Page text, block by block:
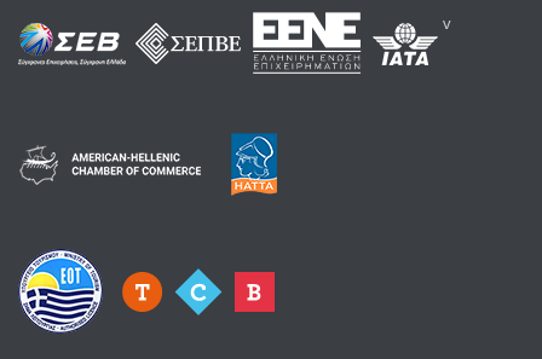
v